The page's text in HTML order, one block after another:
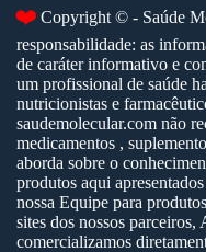
❤️ Copyright © - Saúde
responsabilidade: as
de caráter informativo e
um profissional de saúde
nutricionistas e
saudemolecular.com não
medicamentos ,
aborda sobre o
produtos aqui
nossa Equipe para
sites dos nossos
comercializamos